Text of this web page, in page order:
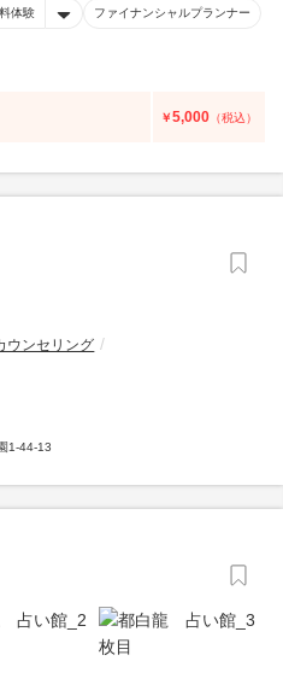
体験 ファイナンシャルプランナー
￥5,000 （税込）
ウンセリング
1-44-13